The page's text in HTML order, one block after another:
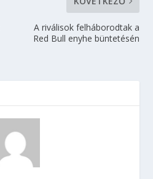
A riválisok felháborodtak a
Red Bull enyhe büntetésén